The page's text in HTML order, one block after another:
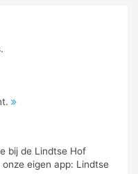
bij de Lindtse Hof
eigen app: Lindtse